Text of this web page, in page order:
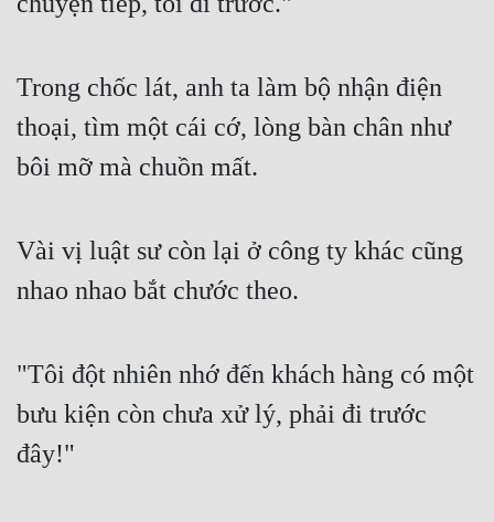
Trong chốc lát, anh ta làm bộ nhận điện
thoại, tìm một cái cớ, lòng bàn chân như
bôi mỡ mà chuồn mất.
Vài vị luật sư còn lại ở công ty khác cũng
nhao nhao bắt chước theo.
"Tôi đột nhiên nhớ đến khách hàng có một
bưu kiện còn chưa xử lý, phải đi trước
đây!"